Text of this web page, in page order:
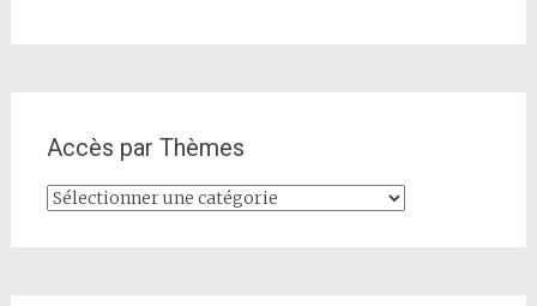
Accès par Thèmes
Accès